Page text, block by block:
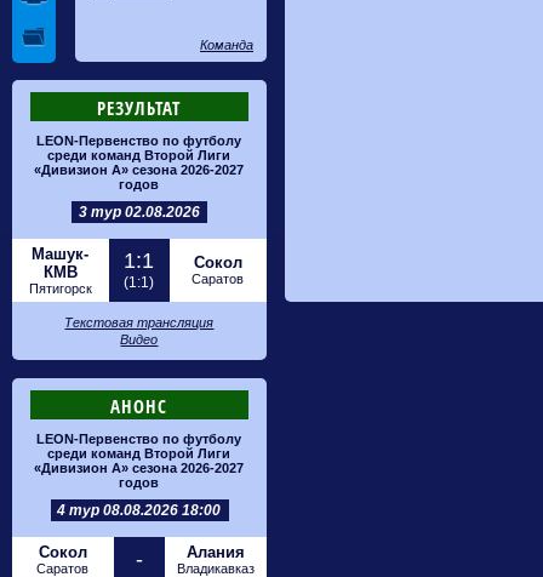
Команда
РЕЗУЛЬТАТ
LEON-Первенство по футболу
среди команд Второй Лиги
«Дивизион А» сезона 2026-2027
годов
3 тур 02.08.2026
Машук-
КМВ
Пятигорск
1:1
(1:1)
Сокол
Саратов
Текстовая трансляция
Видео
АНОНС
LEON-Первенство по футболу
среди команд Второй Лиги
«Дивизион А» сезона 2026-2027
годов
4 тур 08.08.2026 18:00
Сокол
Саратов - Алания
Владикавказ